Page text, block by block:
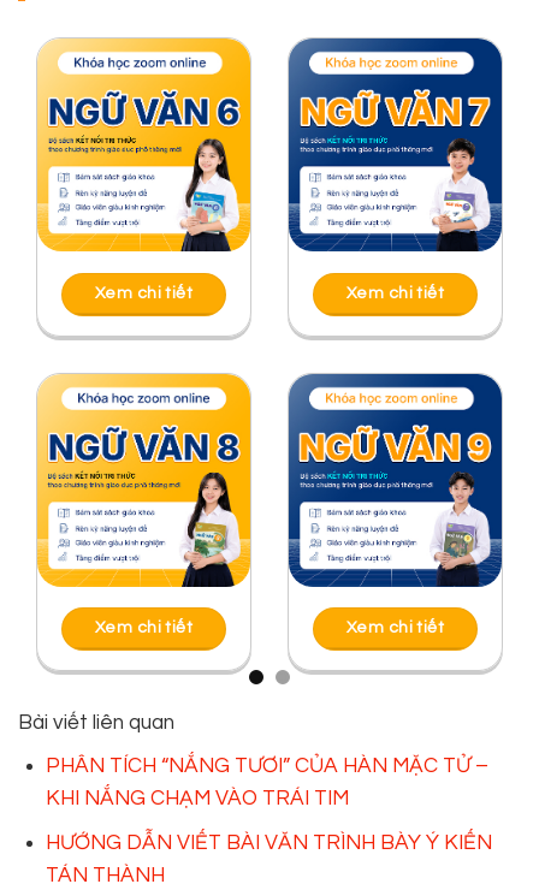
Xem chi tiết Xem chi tiết
Xem chi tiết Xem chi tiết
Bài viết liên quan
PHÂN TÍCH “NẮNG TƯƠI” CỦA HÀN MẶC TỬ –
KHI NẮNG CHẠM VÀO TRÁI TIM
HƯỚNG DẪN VIẾT BÀI VĂN TRÌNH BÀY Ý KIẾN
TÁN THÀNH